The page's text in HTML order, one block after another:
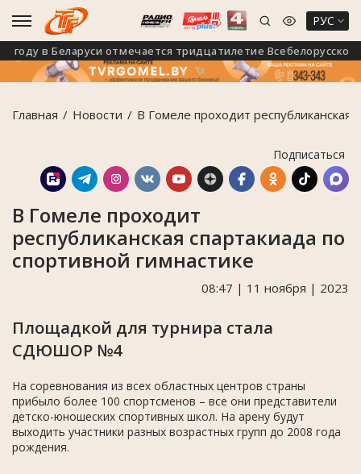
РУС
в Беларуси отмечается тридцатилетие Всебелорусского
Главная Новости В Гомеле проходит республиканская
Подписаться
В Гомеле проходит
республиканская спартакиада по
спортивной гимнастике
08:47 | 11 ноября | 2023
Площадкой для турнира стала
СДЮШОР №4
На соревнования из всех областных центров страны
прибыло более 100 спортсменов – все они представители
детско-юношеских спортивных школ. На арену будут
выходить участники разных возрастных групп до 2008 года
рождения.